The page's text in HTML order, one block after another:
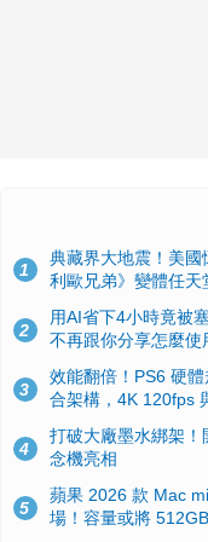
1
典藏界大地震！美
利歐兄弟》變體任天
2
用AI省下4小時竟被
不再跟你分享怎麼使
3
效能翻倍！PS6 硬
合架構，4K 120fps
4
打破大廠墨水綁架
念機亮相
5
蘋果 2026 款 Mac
場！容量或將